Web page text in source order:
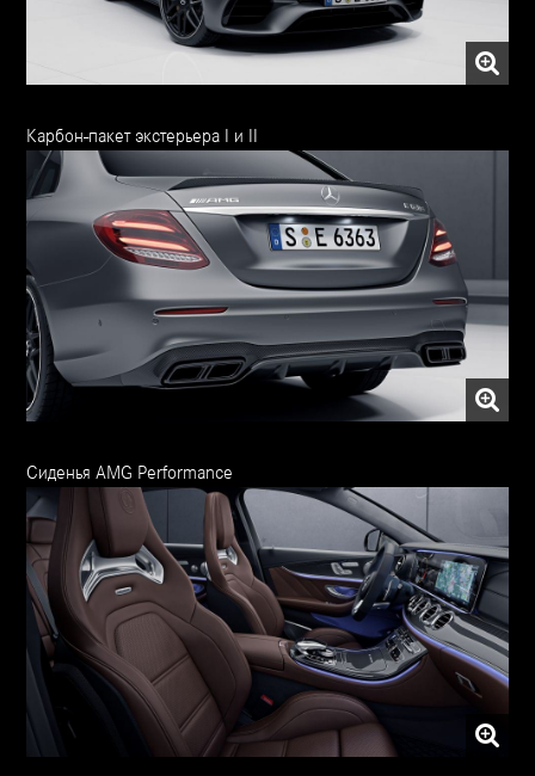
Карбон-пакет экстерьера I и II
Сиденья AMG Performance